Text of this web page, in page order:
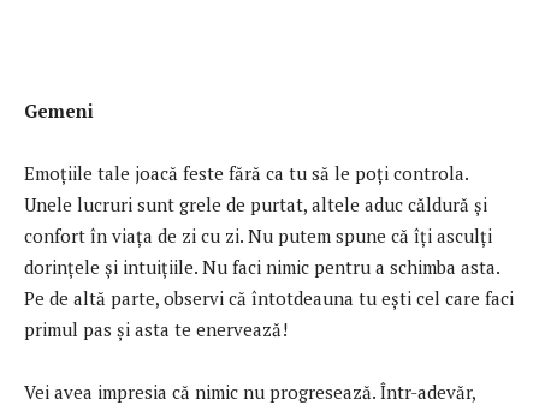
Gemeni
Emoțiile tale joacă feste fără ca tu să le poți controla.
Unele lucruri sunt grele de purtat, altele aduc căldură și
confort în viața de zi cu zi. Nu putem spune că îți asculți
dorințele și intuițiile. Nu faci nimic pentru a schimba asta.
Pe de altă parte, observi că întotdeauna tu ești cel care faci
primul pas și asta te enervează!
Vei avea impresia că nimic nu progresează. Într-adevăr,